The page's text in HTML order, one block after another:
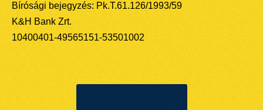
Bírósági bejegyzés: Pk.T.61.126/1993/59
K&H Bank Zrt.
10400401-49565151-53501002